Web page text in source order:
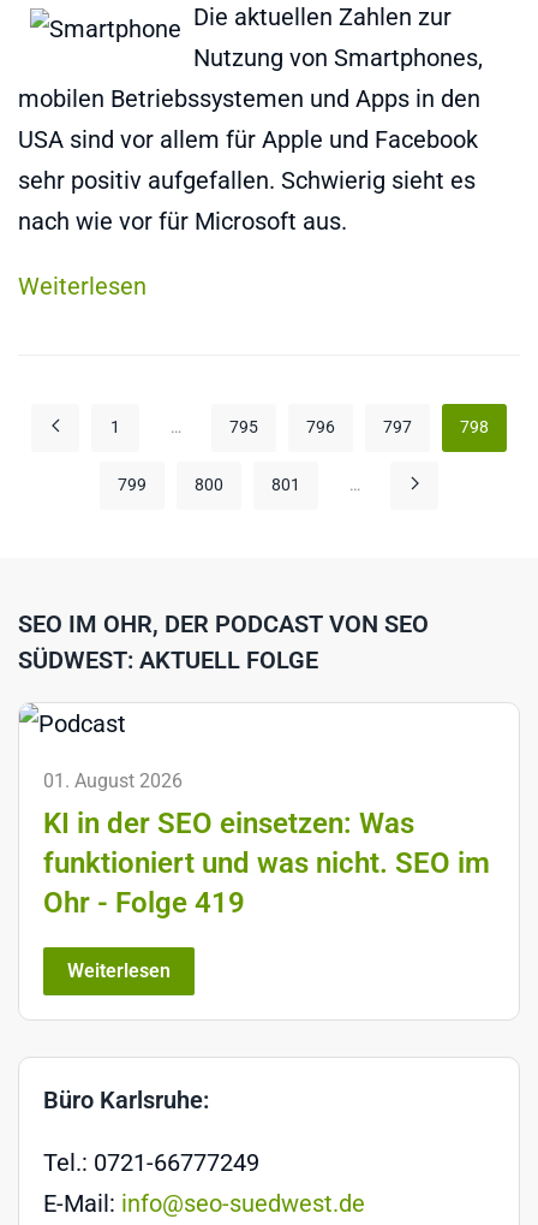
Die aktuellen Zahlen zur
Nutzung von Smartphones,
mobilen Betriebssystemen und Apps in den
USA sind vor allem für Apple und Facebook
sehr positiv aufgefallen. Schwierig sieht es
nach wie vor für Microsoft aus.
Weiterlesen
1 … 795 796 797 798
799 800 801 …
SEO IM OHR, DER PODCAST VON SEO
SÜDWEST: AKTUELL FOLGE
01. August 2026
KI in der SEO einsetzen: Was
funktioniert und was nicht. SEO im
Ohr - Folge 419
Weiterlesen
Büro Karlsruhe:
Tel.: 0721-66777249
E-Mail: info@seo-suedwest.de